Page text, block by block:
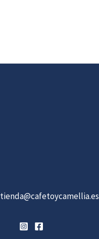
tienda@cafetoycamellia.es